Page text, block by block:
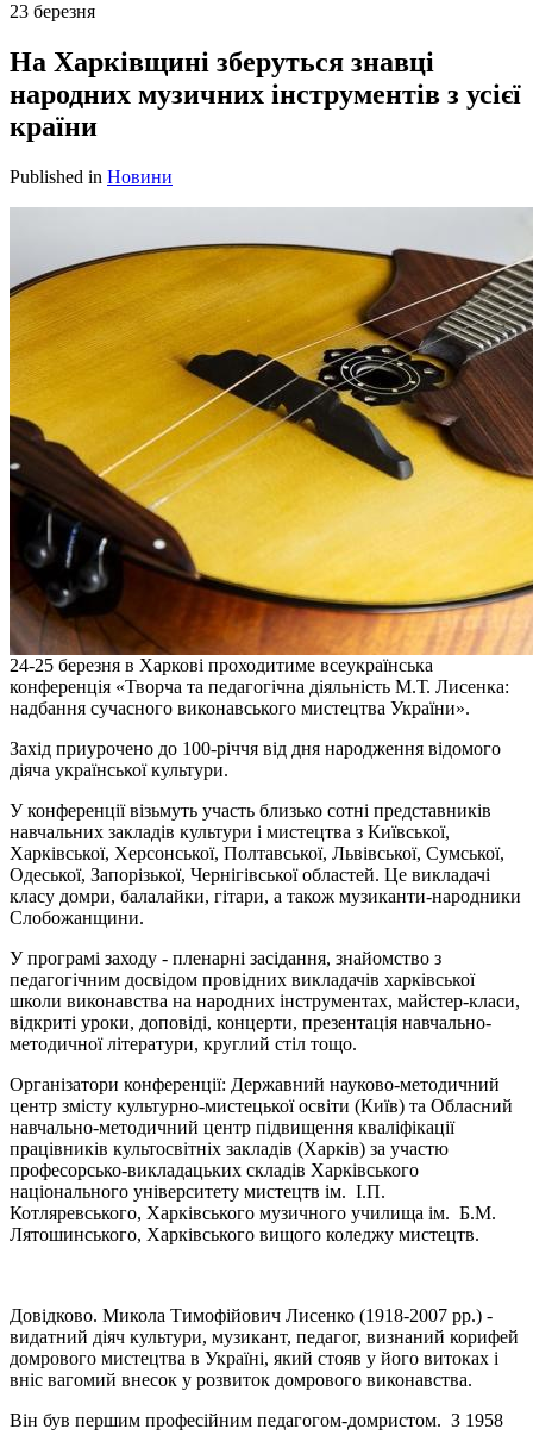
23 березня
На Харківщині зберуться знавці
народних музичних інструментів з усієї
країни
Published in Новини
24-25 березня в Харкові проходитиме всеукраїнська
конференція «Творча та педагогічна діяльність М.Т. Лисенка:
надбання сучасного виконавського мистецтва України».
Захід приурочено до 100-річчя від дня народження відомого
діяча української культури.
У конференції візьмуть участь близько сотні представників
навчальних закладів культури і мистецтва з Київської,
Харківської, Херсонської, Полтавської, Львівської, Сумської,
Одеської, Запорізької, Чернігівської областей. Це викладачі
класу домри, балалайки, гітари, а також музиканти-народники
Слобожанщини.
У програмі заходу - пленарні засідання, знайомство з
педагогічним досвідом провідних викладачів харківської
школи виконавства на народних інструментах, майстер-класи,
відкриті уроки, доповіді, концерти, презентація навчально-
методичної літератури, круглий стіл тощо.
Організатори конференції: Державний науково-методичний
центр змісту культурно-мистецької освіти (Київ) та Обласний
навчально-методичний центр підвищення кваліфікації
працівників культосвітніх закладів (Харків) за участю
професорсько-викладацьких складів Харківського
національного університету мистецтв ім. І.П.
Котляревського, Харківського музичного училища ім. Б.М.
Лятошинського, Харківського вищого коледжу мистецтв.
Довідково. Микола Тимофійович Лисенко (1918-2007 рр.) -
видатний діяч культури, музикант, педагог, визнаний корифей
домрового мистецтва в Україні, який стояв у його витоках і
вніс вагомий внесок у розвиток домрового виконавства.
Він був першим професійним педагогом-домристом. З 1958